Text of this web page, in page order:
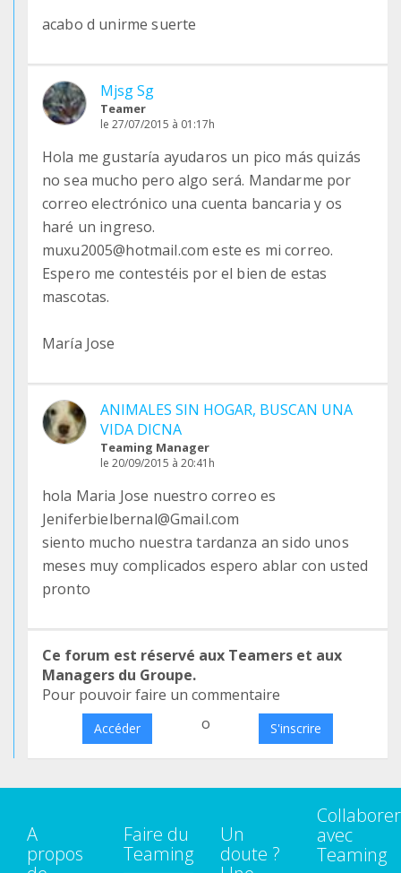
acabo d unirme suerte
Mjsg Sg
Teamer
le 27/07/2015 à 01:17h
Hola me gustaría ayudaros un pico más quizás
no sea mucho pero algo será. Mandarme por
correo electrónico una cuenta bancaria y os
haré un ingreso.
muxu2005@hotmail.com este es mi correo.
Espero me contestéis por el bien de estas
mascotas.
María Jose
ANIMALES SIN HOGAR, BUSCAN UNA
VIDA DICNA
Teaming Manager
le 20/09/2015 à 20:41h
hola Maria Jose nuestro correo es
Jeniferbielbernal@Gmail.com
siento mucho nuestra tardanza an sido unos
meses muy complicados espero ablar con usted
pronto
Ce forum est réservé aux Teamers et aux
Managers du Groupe.
Pour pouvoir faire un commentaire
Accéder o S'inscrire
A
propos
Faire du
Teaming
Un
doute ?
Collaborer
avec
Teaming